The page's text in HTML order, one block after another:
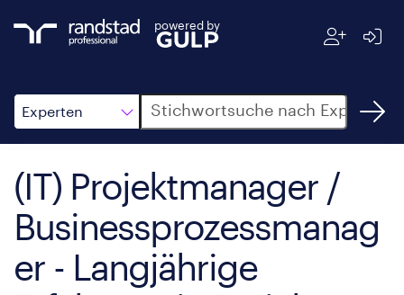
powered by
Experten
Suche
(IT) Projektmanager /
Businessprozessmanag
er - Langjährige